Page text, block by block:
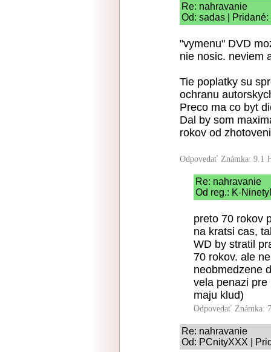
Re: nahravanie
Od: sadas |
"vymenu" DVD
nie nosic. neviem
Tie poplatky su
ochranu
Preco ma co byt
Dal by som
rokov od
Odpovedať Známka: 9.1
Re: nahravanie
Od reg.: K-
preto 70 rokov
na kratsi cas,
WD by stratil
70 rokov. ale
neobmedzene
vela penazi pre
maju klud)
Odpovedať Známka:
Re: nahravanie
Od: PCnityXXX |